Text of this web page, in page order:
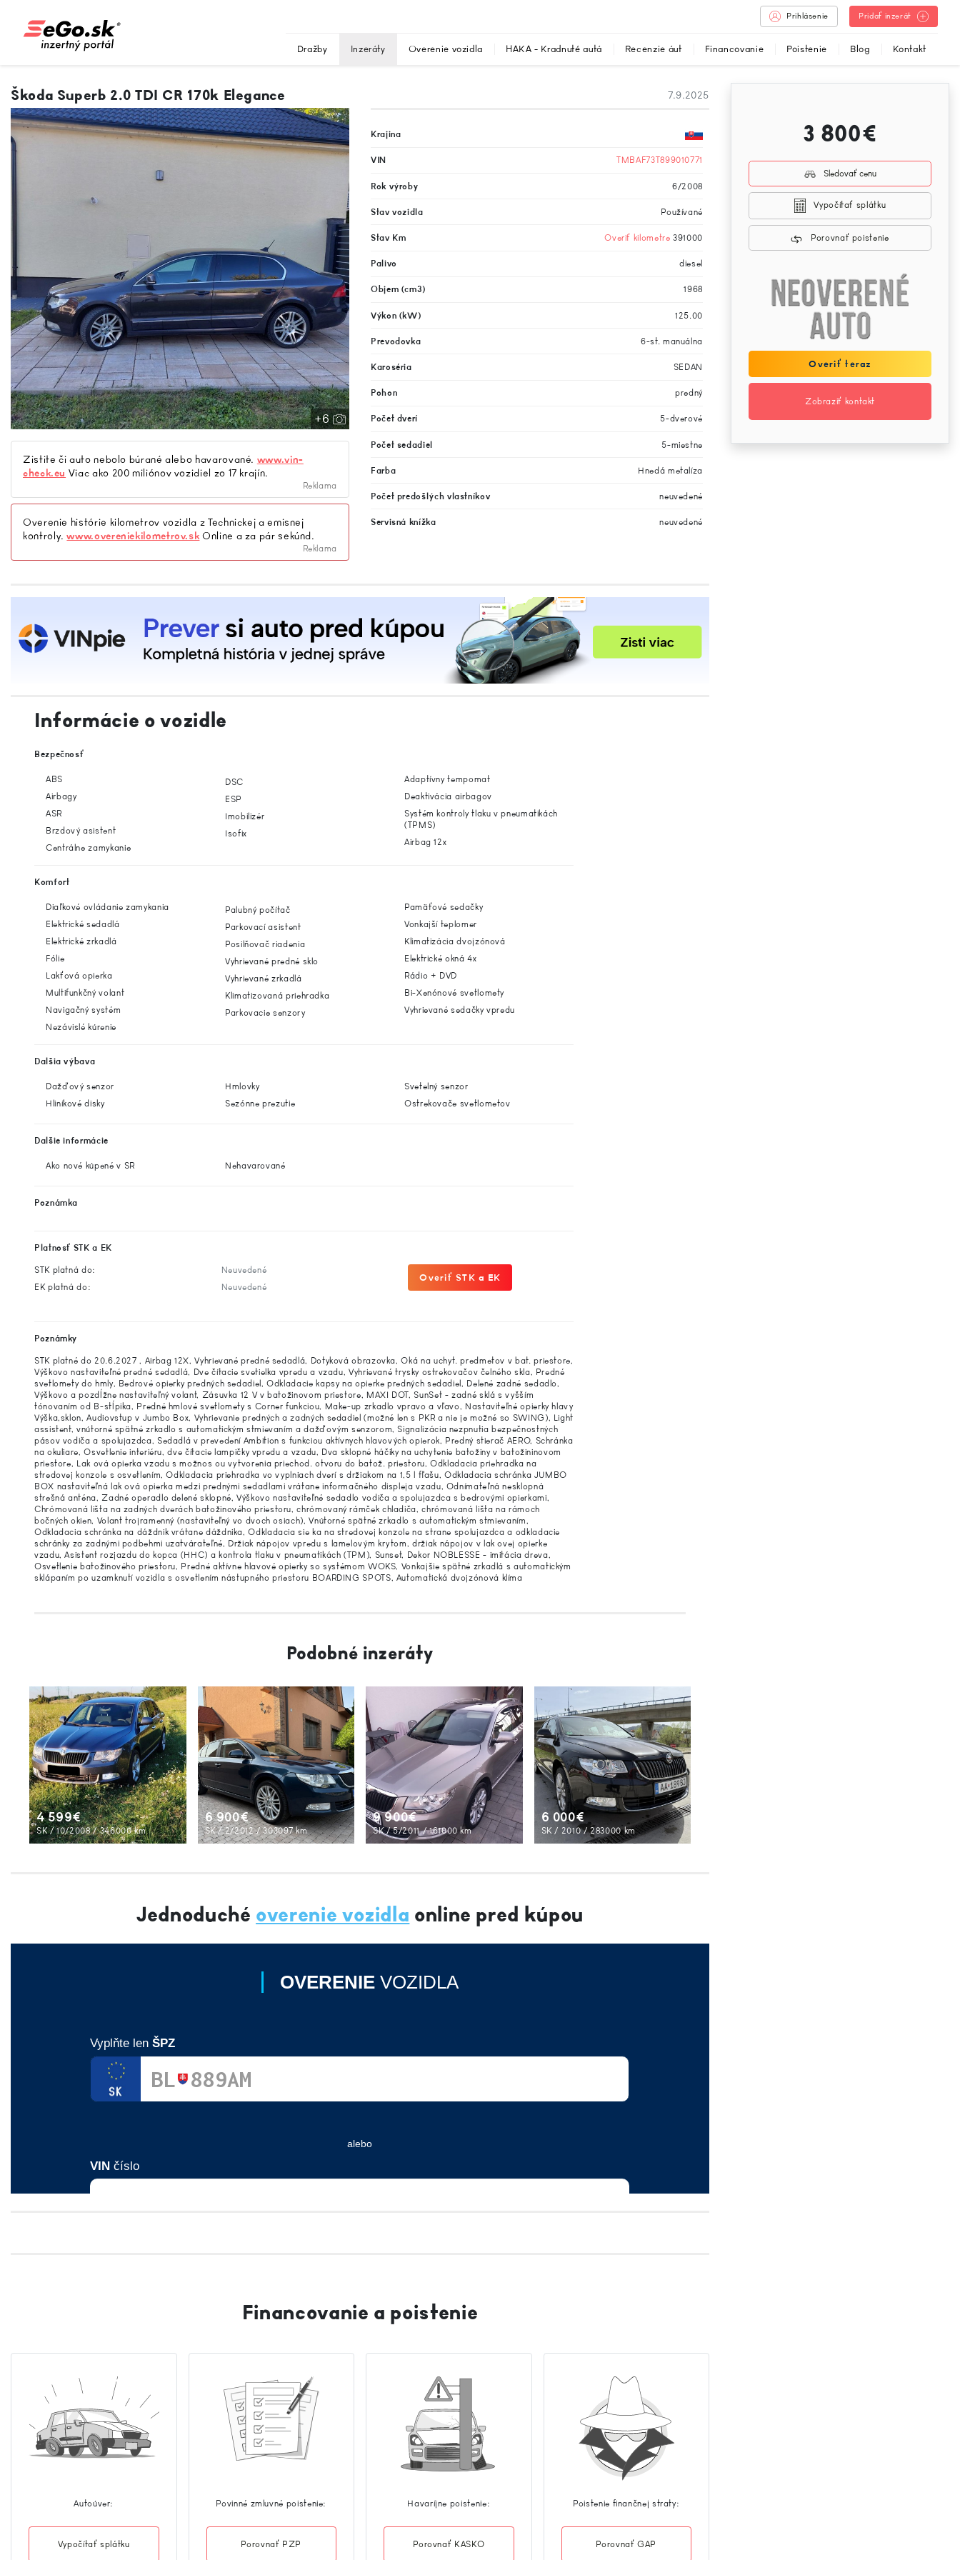
Prihlásenie Pridať inzerát
Dražby Inzeráty Overenie vozidla HAKA - Kradnuté autá Recenzie áut Financovanie Poistenie Blog Kontakt
Škoda Superb 2.0 TDI CR 170k Elegance 7.9.2025
+6
Zistite či auto nebolo búrané alebo havarované. www.vin-
check.eu Viac ako 200 miliónov vozidiel zo 17 krajín.
Reklama
Overenie histórie kilometrov vozidla z Technickej a emisnej
kontroly.www.overeniekilometrov.sk Online a za pár sekúnd.
Reklama
Krajina
VIN TMBAF73T899010771
Rok výroby 6/2008
Stav vozidla Používané
Stav Km Overiť kilometre 391000
Palivo diesel
Objem (cm3) 1968
Výkon (kW) 125.00
Prevodovka 6-st. manuálna
Karoséria SEDAN
Pohon predný
Počet dverí 5-dverové
Počet sedadiel 5-miestne
Farba Hnedá metalíza
Počet predošlých vlastníkov neuvedené
Servisná knížka neuvedené
Informácie o vozidle
Bezpečnosť
ABS
Airbagy
ASR
Brzdový asistent
Centrálne zamykanie
DSC
ESP
Imobilizér
Isofix
Adaptívny tempomat
Deaktivácia airbagov
Systém kontroly tlaku v pneumatikách
(TPMS)
Airbag 12x
Komfort
Diaľkové ovládanie zamykania
Elektrické sedadlá
Elektrické zrkadlá
Fólie
Lakťová opierka
Multifunkčný volant
Navigačný systém
Nezávislé kúrenie
Palubný počítač
Parkovací asistent
Posilňovač riadenia
Vyhrievané predné sklo
Vyhrievané zrkadlá
Klimatizovaná priehradka
Parkovacie senzory
Pamäťové sedačky
Vonkajší teplomer
Klimatizácia dvojzónová
Elektrické okná 4x
Rádio + DVD
Bi-Xenónové svetlomety
Vyhrievané sedačky vpredu
Dalšia výbava
Dažďový senzor
Hliníkové disky
Hmlovky
Sezónne prezutie
Svetelný senzor
Ostrekovače svetlometov
Dalšie informácie
Ako nové kúpené v SR Nehavarované
Poznámka
Platnosť STK a EK
STK platná do:
Neuvedené
EK platná do:
Neuvedené
Overiť STK a EK
Poznámky
STK platné do 20.6.2027 , Airbag 12X, Vyhrievané predné sedadlá, Dotyková obrazovka, Oká na uchyt. predmetov v bat. priestore,
Výškovo nastaviteľné predné sedadlá, Dve čítacie svetielka vpredu a vzadu, Vyhrievané trysky ostrekovačov čelného skla, Predné
svetlomety do hmly, Bedrové opierky predných sedadiel, Odkladacie kapsy na opierke predných sedadiel, Delené zadné sedadlo,
Výškovo a pozdĺžne nastaviteľný volant, Zásuvka 12 V v batožinovom priestore, MAXI DOT, SunSet - zadné sklá s vyšším
tónovaním od B-stĺpika, Predné hmlové svetlomety s Corner funkciou, Make-up zrkadlo vpravo a vľavo, Nastaviteľné opierky hlavy
Výška,sklon, Audiovstup v Jumbo Box, Vyhrievanie predných a zadných sedadiel (možné len s PKR a nie je možné so SWING), Light
assistent, vnútorné spätné zrkadlo s automatickým stmievaním a dažďovým senzorom, Signalizácia nezpnutia bezpečnostných
pásov vodiča a spolujazdca, Sedadlá v prevedení Ambition s funkciou aktívnych hlavových opierok, Predný stierač AERO, Schránka
na okuliare, Osvetlenie interiéru, dve čítacie lampičky vpredu a vzadu, Dva sklopné háčiky na uchytenie batožiny v batožininovom
priestore, Lak ová opierka vzadu s možnos ou vytvorenia priechod. otvoru do batož. priestoru, Odkladacia priehradka na
stredovej konzole s osvetlením, Odkladacia priehradka vo vyplniach dverí s držiakom na 1,5 l fľašu, Odkladacia schránka JUMBO
BOX nastaviteľná lak ová opierka medzi prednými sedadlami vrátane informačného displeja vzadu, Odnímateľná nesklopná
strešná anténa, Zadné operadlo delené sklopné, Výškovo nastaviteľné sedadlo vodiča a spolujazdca s bedrovými opierkami,
Chrómovaná lišta na zadných dverách batožinového priestoru, chrómovaný rámček chladiča, chrómovaná lišta na rámoch
bočných okien, Volant trojramenný (nastaviteľný vo dvoch osiach), Vnútorné spätné zrkadlo s automatickým stmievaním,
Odkladacia schránka na dáždnik vrátane dáždnika, Odkladacia sie ka na stredovej konzole na strane spolujazdca a odkladacie
schránky za zadnými podbehmi uzatvárateľné, Držiak nápojov vpredu s lamelovým krytom, držiak nápojov v lak ovej opierke
vzadu, Asistent rozjazdu do kopca (HHC) a kontrola tlaku v pneumatikách (TPM), Sunset, Dekor NOBLESSE - imitácia dreva,
Osvetlenie batožinového priestoru, Predné aktívne hlavové opierky so systémom WOKS, Vonkajšie spätné zrkadlá s automatickým
sklápaním po uzamknutí vozidla s osvetlením nástupného priestoru BOARDING SPOTS, Automatická dvojzónová klíma
Podobné inzeráty
4 599€
SK / 10/2008 / 346000 km
6 900€
SK / 2/2012 / 303097 km
9 900€
SK / 5/2011 / 161000 km
6 000€
SK / 2010 / 283000 km
Jednoduché overenie vozidla online pred kúpou
Financovanie a poistenie
Autoúver:
Vypočítať splátku
Povinné zmluvné poistenie:
Porovnať PZP
Havaríjne poistenie:
Porovnať KASKO
Poistenie finančnej straty:
Porovnať GAP
3 800€
Sledovať cenu
Vypočítať splátku
Porovnať poistenie
Overiť teraz
Zobraziť kontakt